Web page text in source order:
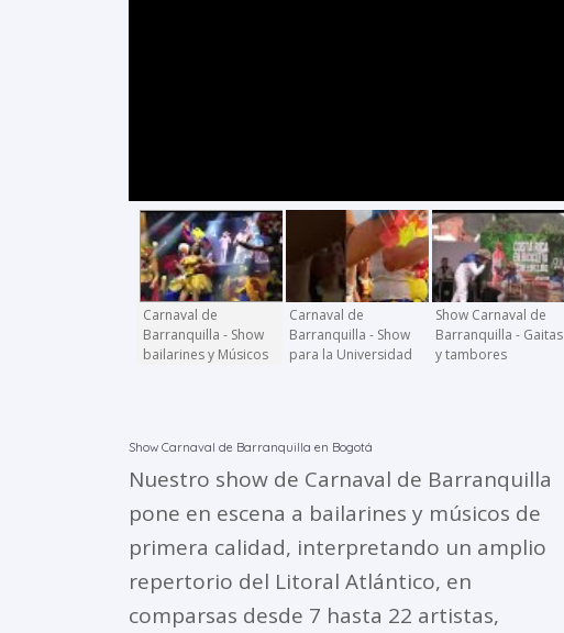
Carnaval de
Barranquilla - Show
bailarines y Músicos
Carnaval de
Barranquilla - Show
para la Universidad
Show Carnaval de
Barranquilla - Gaitas
y tambores
Show Carnaval de Barranquilla en Bogotá
Nuestro show de Carnaval de Barranquilla
pone en escena a bailarines y músicos de
primera calidad, interpretando un amplio
repertorio del Litoral Atlántico, en
comparsas desde 7 hasta 22 artistas,